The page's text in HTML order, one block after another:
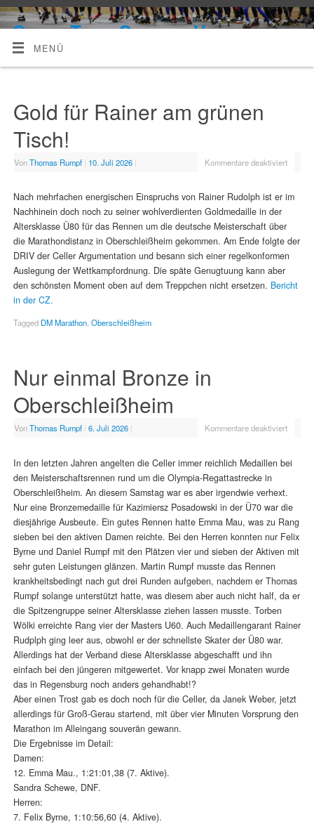
Skate-Team Celle e. V.
MENÜ
Gold für Rainer am grünen
Tisch!
VonThomas Rumpf | 10. Juli 2026 | Kommentare deaktiviert
Nach mehrfachen energischen Einspruchs von Rainer Rudolph ist er im
Nachhinein doch noch zu seiner wohlverdienten Goldmedaille in der
Altersklasse Ü80 für das Rennen um die deutsche Meisterschaft über
die Marathondistanz in Oberschleißheim gekommen. Am Ende folgte der
DRIV der Celler Argumentation und besann sich einer regelkonformen
Auslegung der Wettkampfordnung. Die späte Genugtuung kann aber
den schönsten Moment oben auf dem Treppchen nicht ersetzen. Bericht
in der CZ.
Tagged DM Marathon, Oberschleißheim
Nur einmal Bronze in
Oberschleißheim
VonThomas Rumpf | 6. Juli 2026 | Kommentare deaktiviert
In den letzten Jahren angelten die Celler immer reichlich Medaillen bei
den Meisterschaftsrennen rund um die Olympia-Regattastrecke in
Oberschleißheim. An diesem Samstag war es aber irgendwie verhext.
Nur eine Bronzemedaille für Kazimiersz Posadowski in der Ü70 war die
diesjährige Ausbeute. Ein gutes Rennen hatte Emma Mau, was zu Rang
sieben bei den aktiven Damen reichte. Bei den Herren konnten nur Felix
Byrne und Daniel Rumpf mit den Plätzen vier und sieben der Aktiven mit
sehr guten Leistungen glänzen. Martin Rumpf musste das Rennen
krankheitsbedingt nach gut drei Runden aufgeben, nachdem er Thomas
Rumpf solange unterstützt hatte, was diesem aber auch nicht half, da er
die Spitzengruppe seiner Altersklasse ziehen lassen musste. Torben
Wölki erreichte Rang vier der Masters U60. Auch Medaillengarant Rainer
Rudplph ging leer aus, obwohl er der schnellste Skater der Ü80 war.
Allerdings hat der Verband diese Altersklasse abgeschafft und ihn
einfach bei den jüngeren mitgewertet. Vor knapp zwei Monaten wurde
das in Regensburg noch anders gehandhabt!?
Aber einen Trost gab es doch noch für die Celler, da Janek Weber, jetzt
allerdings für Groß-Gerau startend, mit über vier Minuten Vorsprung den
Marathon im Alleingang souverän gewann.
Die Ergebnisse im Detail:
Damen:
12. Emma Mau., 1:21:01,38 (7. Aktive).
Sandra Schewe, DNF.
Herren:
7. Felix Byrne, 1:10:56,60 (4. Aktive).